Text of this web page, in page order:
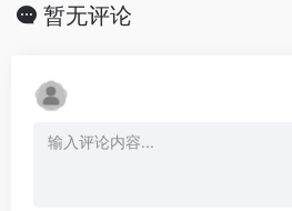
暂无评论